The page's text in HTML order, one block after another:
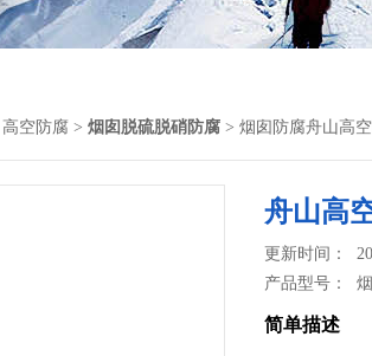
高空防腐 > 烟囱脱硫脱硝防腐 > 烟囱防腐舟山高
舟山高
更新时间：
产品型号：
简单描述